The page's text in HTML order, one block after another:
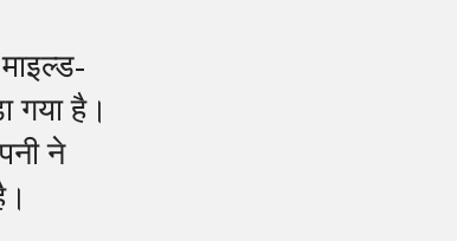
गया है।
ने